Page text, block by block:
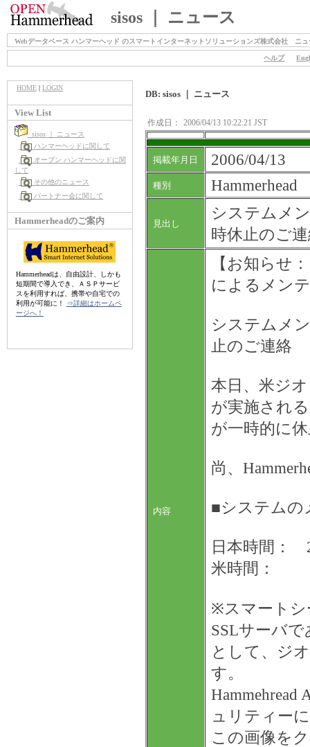
sisos ｜ ニュース
Webデータベース ハンマーヘッド のスマートインターネットソリューションズ株式会社 ニ
ヘルプ
HOME| LOGIN
View List
sisos ｜ ニュース
ハンマーヘッドに関して
オープン ハンマーヘッドに関
して
その他のニュース
パートナー会に関して
Hammerheadのご案内
Hammerheadは、自由設計、しかも
短期間で導入でき、ＡＳＰサービ
スを利用すれば、携帯や自宅での
利用が可能に！
⇒詳細はホームペ
ージへ！
DB: sisos ｜ ニュース
作成日： 2006/04/13 10:22:21 JST
掲載年月日 2006/04/13
種別 Hammerhead
見出し
システムメ
時休止のご
内容
【お知らせ
によるメン
システムメ
止のご連絡
本日、米ジ
が実施され
が一時的に
尚、
■システムの
日本時間：
米時間：
※スマートシ
SSLサーバ
として、ジ
す。
ュリティー
この画像を